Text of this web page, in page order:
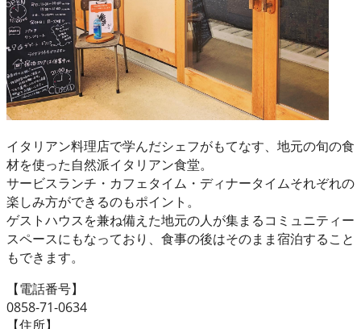
イタリアン料理店で学んだシェフがもてなす、地元の旬の食
材を使った自然派イタリアン食堂。
サービスランチ・カフェタイム・ディナータイムそれぞれの
楽しみ方ができるのもポイント。
ゲストハウスを兼ね備えた地元の人が集まるコミュニティー
スペースにもなっており、食事の後はそのまま宿泊すること
もできます。
【電話番号】
0858-71-0634
【住所】